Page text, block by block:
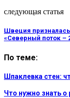
следующая статья
Швеция
«Северный поток –
По теме:
Шпаклевка стен:
Что нужно знать